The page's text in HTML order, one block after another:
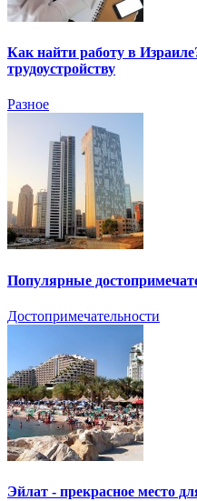
Как найти работу в
трудоустройству
Разное
Популярные
Достопримечательности
Эйлат - прекрасное место